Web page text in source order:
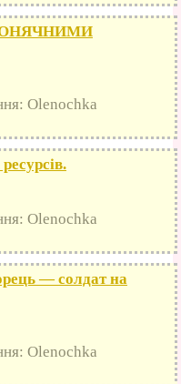
Olenochka
Olenochka
— солдат на
Olenochka